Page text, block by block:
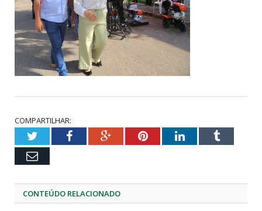
COMPARTILHAR:
TwitterFacebookGoogle+PinterestLinkedInTumblr
Email
CONTEÚDO RELACIONADO